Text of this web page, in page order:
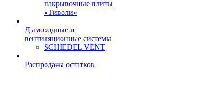
накрывочные плиты
«Тиволи»
Дымоходные и
вентиляционные системы
SCHIEDEL VENT
Распродажа остатков